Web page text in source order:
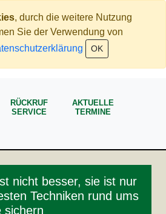
, durch die weitere Nutzung
Sie der Verwendung von
OK
RÜCKRUF
SERVICE
AKTUELLE
TERMINE
nicht besser, sie ist nur
Techniken rund ums
sichern